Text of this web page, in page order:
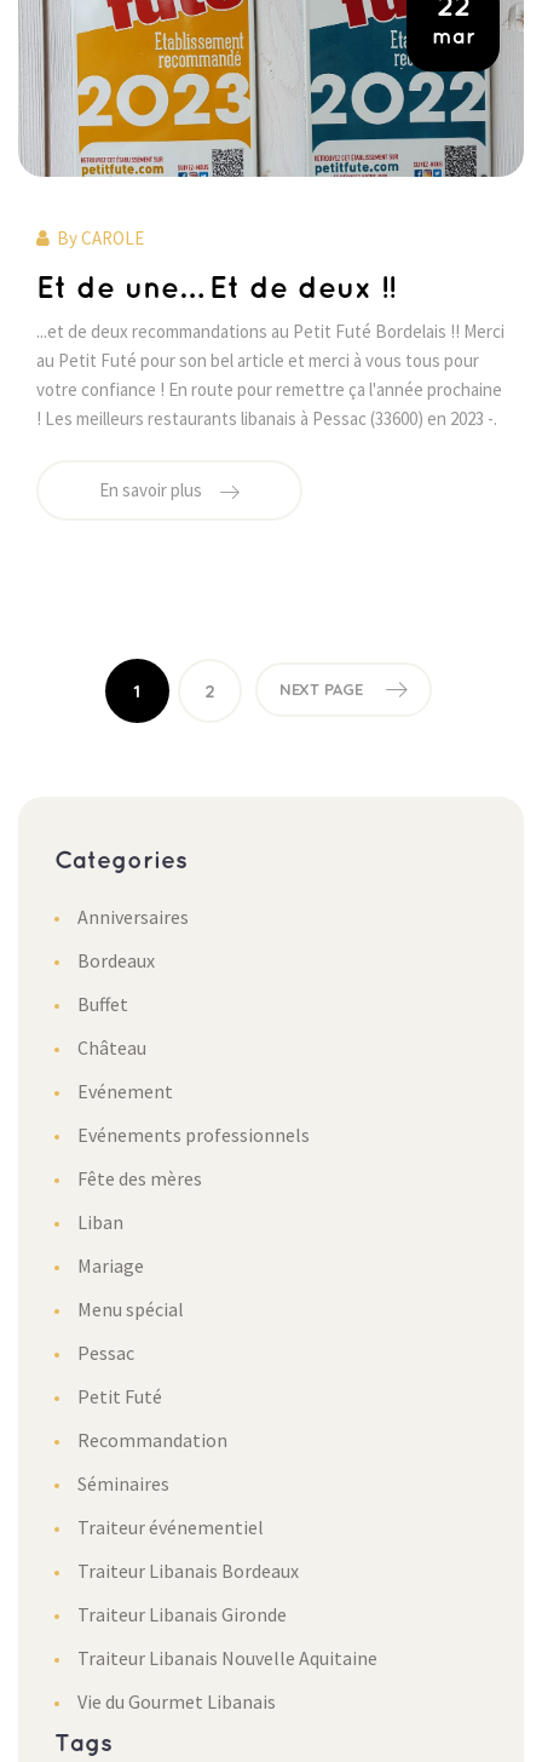
22
mar
ByCAROLE
Et de une… Et de deux !!
...et de deux recommandations au Petit Futé Bordelais !! Merci
au Petit Futé pour son bel article et merci à vous tous pour
votre confiance ! En route pour remettre ça l'année prochaine
! Les meilleurs restaurants libanais à Pessac (33600) en 2023 -.
En savoir plus
1 2 NEXT PAGE
Categories
Anniversaires
Bordeaux
Buffet
Château
Evénement
Evénements professionnels
Fête des mères
Liban
Mariage
Menu spécial
Pessac
Petit Futé
Recommandation
Séminaires
Traiteur événementiel
Traiteur Libanais Bordeaux
Traiteur Libanais Gironde
Traiteur Libanais Nouvelle Aquitaine
Vie du Gourmet Libanais
Tags